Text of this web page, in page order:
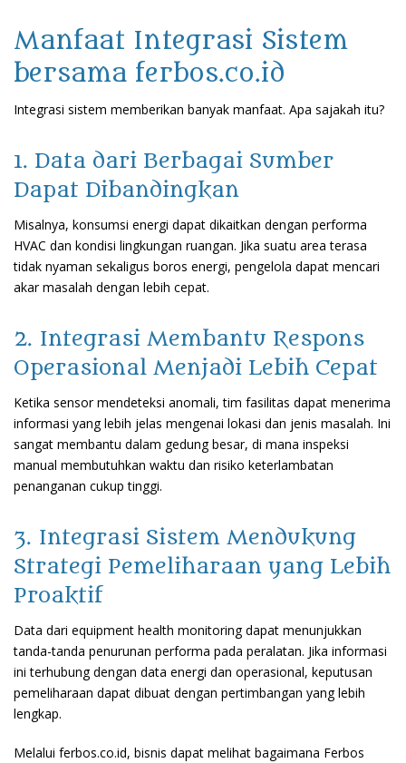
Manfaat Integrasi Sistem
bersama ferbos.co.id
Integrasi sistem memberikan banyak manfaat. Apa sajakah itu?
1. Data dari Berbagai Sumber
Dapat Dibandingkan
Misalnya, konsumsi energi dapat dikaitkan dengan performa
HVAC dan kondisi lingkungan ruangan. Jika suatu area terasa
tidak nyaman sekaligus boros energi, pengelola dapat mencari
akar masalah dengan lebih cepat.
2. Integrasi Membantu Respons
Operasional Menjadi Lebih Cepat
Ketika sensor mendeteksi anomali, tim fasilitas dapat menerima
informasi yang lebih jelas mengenai lokasi dan jenis masalah. Ini
sangat membantu dalam gedung besar, di mana inspeksi
manual membutuhkan waktu dan risiko keterlambatan
penanganan cukup tinggi.
3. Integrasi Sistem Mendukung
Strategi Pemeliharaan yang Lebih
Proaktif
Data dari equipment health monitoring dapat menunjukkan
tanda-tanda penurunan performa pada peralatan. Jika informasi
ini terhubung dengan data energi dan operasional, keputusan
pemeliharaan dapat dibuat dengan pertimbangan yang lebih
lengkap.
Melalui ferbos.co.id, bisnis dapat melihat bagaimana Ferbos